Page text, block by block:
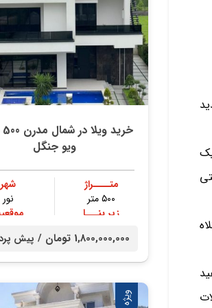
ویو جنگل
متــــراژ
۵۰۰ متر
شهر
نور
زیر بنـــا
1,800,000,000 تومان / پیش
ویژه